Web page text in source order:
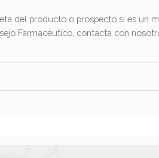
del producto o prospecto si es un
Farmacéutico, contacta con